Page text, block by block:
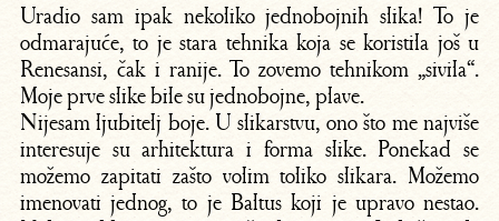
Uradio sam ipak nekoliko jednobojnih slika! To je
odmarajuće, to je stara tehnika koja se koristila još u
Renesansi, čak i ranije. To zovemo tehnikom „sivila“.
Moje prve slike bile su jednobojne, plave.
Nijesam ljubitelj boje. U slikarstvu, ono što me najviše
interesuje su arhitektura i forma slike. Ponekad se
možemo zapitati zašto volim toliko slikara. Možemo
imenovati jednog, to je Baltus koji je upravo nestao.